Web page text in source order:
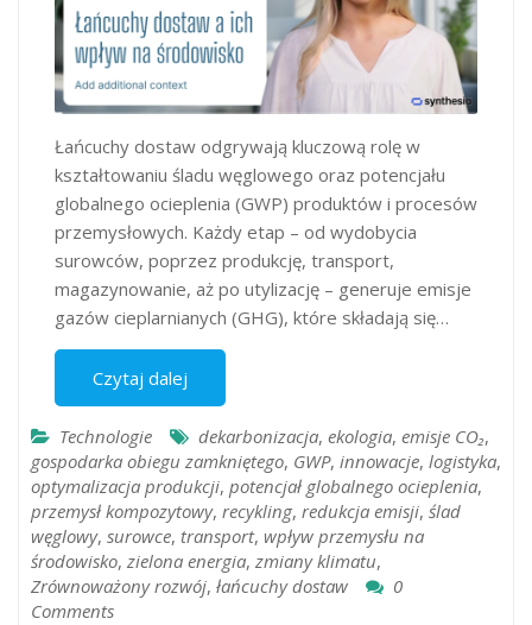
Łańcuchy dostaw odgrywają kluczową rolę w
kształtowaniu śladu węglowego oraz potencjału
globalnego ocieplenia (GWP) produktów i procesów
przemysłowych. Każdy etap – od wydobycia
surowców, poprzez produkcję, transport,
magazynowanie, aż po utylizację – generuje emisje
gazów cieplarnianych (GHG), które składają się…
Czytaj dalej
Technologie dekarbonizacja, ekologia, emisje CO₂,
gospodarka obiegu zamkniętego, GWP, innowacje, logistyka,
optymalizacja produkcji, potencjał globalnego ocieplenia,
przemysł kompozytowy, recykling, redukcja emisji, ślad
węglowy, surowce, transport, wpływ przemysłu na
środowisko, zielona energia, zmiany klimatu,
Zrównoważony rozwój, łańcuchy dostaw
0
Comments